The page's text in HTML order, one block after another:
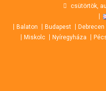
content
csütörtök,
Balaton Budapest Debrecen
Miskolc
Nyíregyháza